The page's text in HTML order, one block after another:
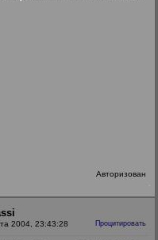
Авторизован
2004, 23:43:28 Процитировать